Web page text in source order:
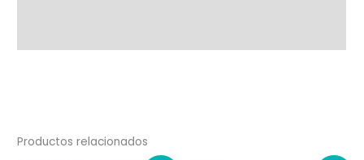
Productos relacionados